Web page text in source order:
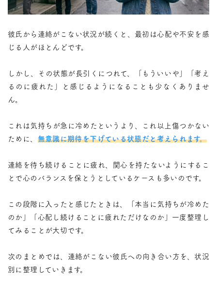
彼氏から連絡がこない状況が続くと、最初は心配や不安を感
じる人がほとんどです。
しかし、その状態が長引くにつれて、「もういいや」「考え
るのに疲れた」と感じるようになることも少なくありませ
ん。
これは気持ちが急に冷めたというより、これ以上傷つかない
ために、 無意識に期待を下げている状態だと考えられます。
連絡を待ち続けることに疲れ、関心を持たないようにするこ
とで心のバランスを保とうとしているケースも多いのです。
この段階に入ったと感じたときは、「本当に気持ちが冷めた
のか」「心配し続けることに疲れただけなのか」一度整理し
てみることが大切です。
次のまとめでは、連絡がこない彼氏への向き合い方を、状況
別に整理していきます。